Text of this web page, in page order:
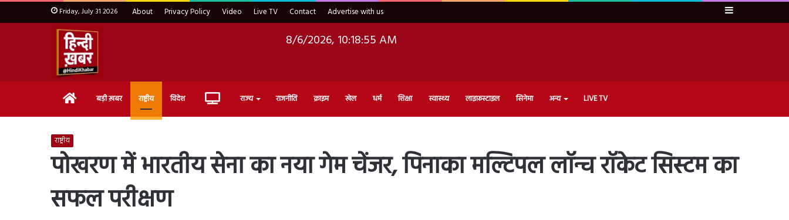
Friday, July 31 2026 About Privacy Policy Video Live TV Contact Advertise with us Sidebar
8/6/2026, 10:18:56 AM
Home बड़ी ख़बर राष्ट्रीय विदेश Live राज्य राजनीति क्राइम खेल धर्म शिक्षा स्वास्थ्य लाइफ़स्टाइल सिनेमा अन्य LIVE TV
राष्ट्रीय
पोखरण में भारतीय सेना का नया गेम चेंजर, पिनाका मल्टिपल लॉन्च रॉकेट सिस्टम का
सफल परीक्षण